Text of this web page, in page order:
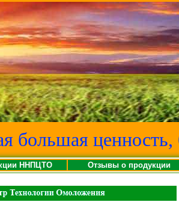
большая ценность,
ННПЦТО Отзывы о продукции